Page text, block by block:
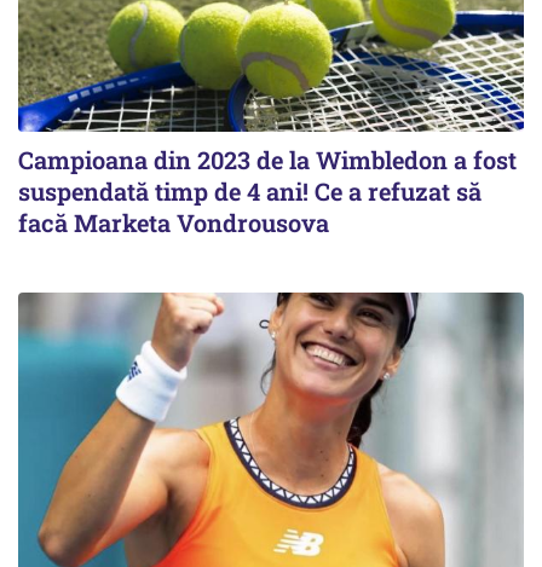
Campioana din 2023 de la Wimbledon a fost
suspendată timp de 4 ani! Ce a refuzat să
facă Marketa Vondrousova